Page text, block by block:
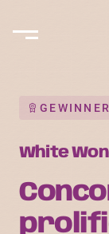
White